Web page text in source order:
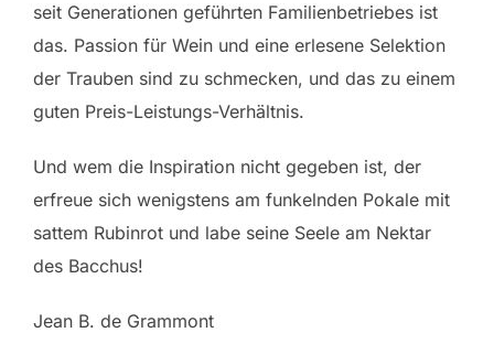
seit Generationen geführten Familienbetriebes ist
das. Passion für Wein und eine erlesene Selektion
der Trauben sind zu schmecken, und das zu einem
guten Preis-Leistungs-Verhältnis.
Und wem die Inspiration nicht gegeben ist, der
erfreue sich wenigstens am funkelnden Pokale mit
sattem Rubinrot und labe seine Seele am Nektar
des Bacchus!
Jean B. de Grammont